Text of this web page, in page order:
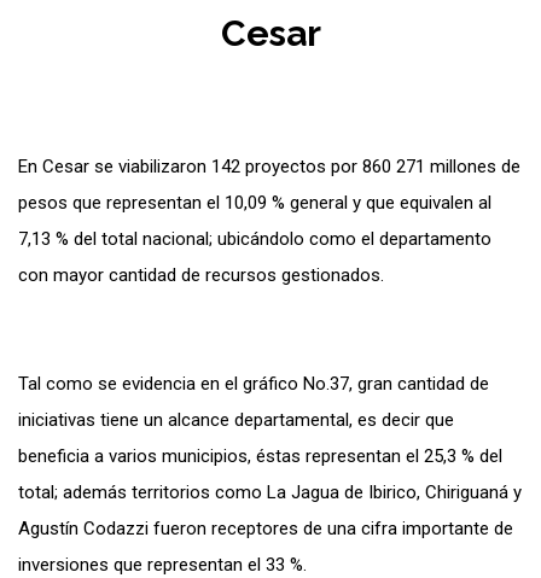
Cesar
En Cesar se viabilizaron 142 proyectos por 860 271 millones de
pesos que representan el 10,09 % general y que equivalen al
7,13 % del total nacional; ubicándolo como el departamento
con mayor cantidad de recursos gestionados.
Tal como se evidencia en el gráfico No.37, gran cantidad de
iniciativas tiene un alcance departamental, es decir que
beneficia a varios municipios, éstas representan el 25,3 % del
total; además territorios como La Jagua de Ibirico, Chiriguaná y
Agustín Codazzi fueron receptores de una cifra importante de
inversiones que representan el 33 %.